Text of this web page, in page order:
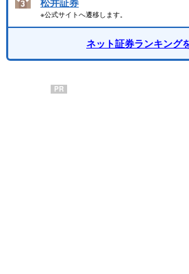
※公式サイトへ遷移します。
ネット証券ランキング
PR